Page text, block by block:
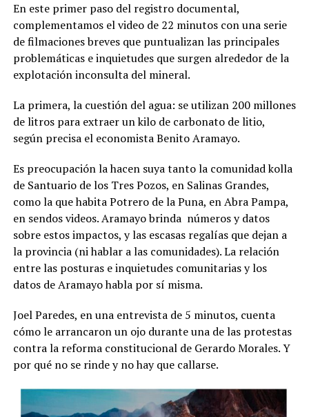
En este primer paso del registro documental,
complementamos el video de 22 minutos con una serie
de filmaciones breves que puntualizan las principales
problemáticas e inquietudes que surgen alrededor de la
explotación inconsulta del mineral.
La primera, la cuestión del agua: se utilizan 200 millones
de litros para extraer un kilo de carbonato de litio,
según precisa el economista Benito Aramayo.
Es preocupación la hacen suya tanto la comunidad kolla
de Santuario de los Tres Pozos, en Salinas Grandes,
como la que habita Potrero de la Puna, en Abra Pampa,
en sendos videos. Aramayo brinda números y datos
sobre estos impactos, y las escasas regalías que dejan a
la provincia (ni hablar a las comunidades). La relación
entre las posturas e inquietudes comunitarias y los
datos de Aramayo habla por sí misma.
Joel Paredes, en una entrevista de 5 minutos, cuenta
cómo le arrancaron un ojo durante una de las protestas
contra la reforma constitucional de Gerardo Morales. Y
por qué no se rinde y no hay que callarse.